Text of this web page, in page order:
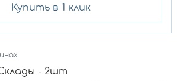
Купить в 1 клик
- 2шт